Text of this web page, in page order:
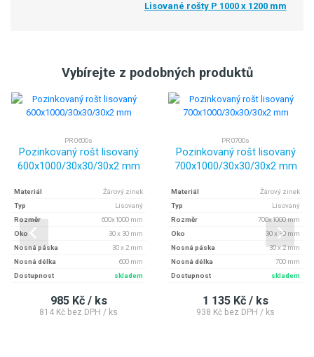
Lisované rošty P 1000 x 1200 mm
Vybírejte z podobných produktů
PR 0600s
Pozinkovaný rošt lisovaný
600x1000/30x30/30x2 mm
Materiál
Žárový zinek
Typ
Lisovaný
Rozměr
600x1000 mm
Oko
30 x 30 mm
Nosná páska
30 x 2 mm
Nosná délka
600 mm
Dostupnost
skladem
985 Kč / ks
814 Kč bez DPH / ks
PR 0700s
Pozinkovaný rošt lisovaný
700x1000/30x30/30x2 mm
Materiál
Žárový zinek
Typ
Lisovaný
Rozměr
700x1000 mm
Oko
30 x 30 mm
Nosná páska
30 x 2 mm
Nosná délka
700 mm
Dostupnost
skladem
1 135 Kč / ks
938 Kč bez DPH / ks